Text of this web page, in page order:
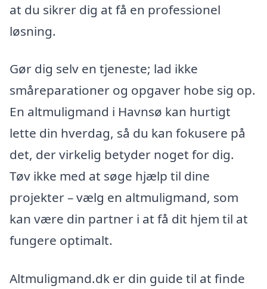
at du sikrer dig at få en professionel
løsning.
Gør dig selv en tjeneste; lad ikke
småreparationer og opgaver hobe sig op.
En altmuligmand i Havnsø kan hurtigt
lette din hverdag, så du kan fokusere på
det, der virkelig betyder noget for dig.
Tøv ikke med at søge hjælp til dine
projekter – vælg en altmuligmand, som
kan være din partner i at få dit hjem til at
fungere optimalt.
Altmuligmand.dk er din guide til at finde